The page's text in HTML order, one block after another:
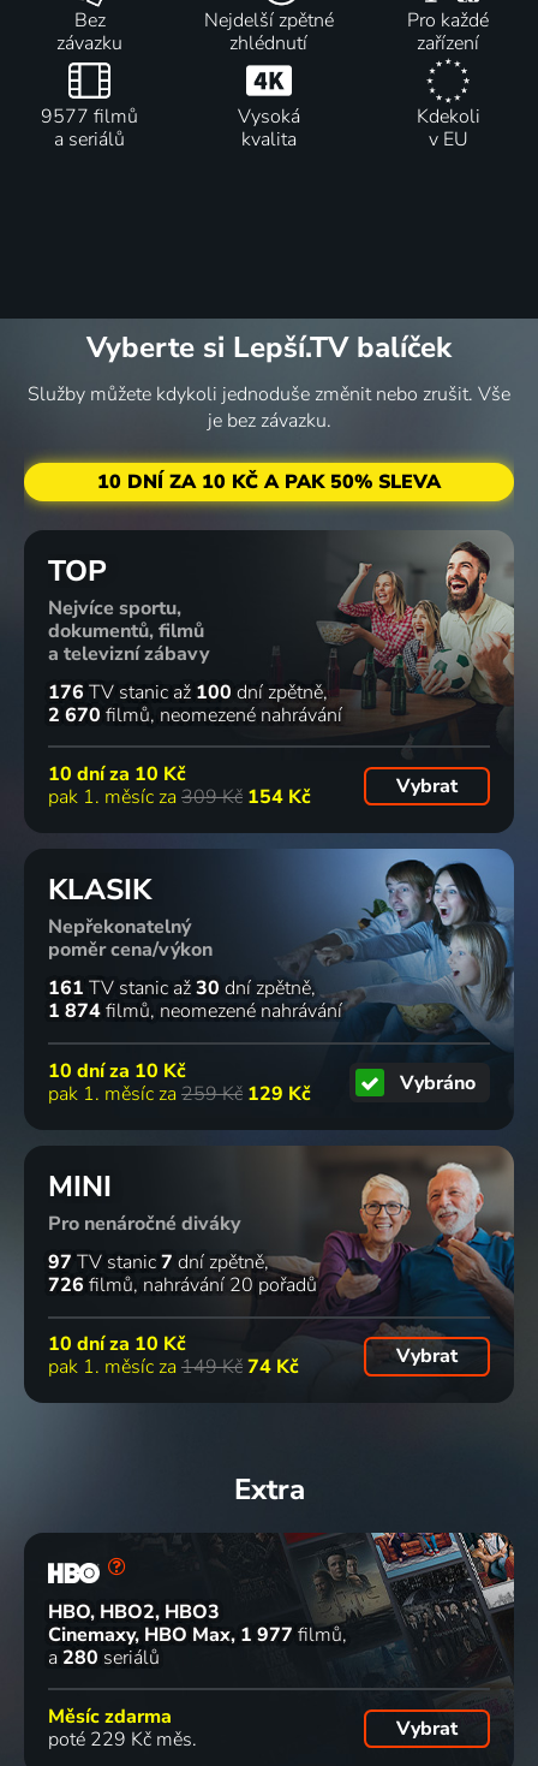
Bez
závazku
Nejdelší zpětné
zhlédnutí
Pro každé
zařízení
9577 filmů
a seriálů
Vysoká
kvalita
Kdekoli
v EU
Vyberte si Lepší.TV balíček
Služby můžete kdykoli jednoduše změnit nebo zrušit. Vše
je bez závazku.
10 DNÍ ZA 10 KČ A PAK 50% SLEVA
TOP
Nejvíce sportu,
dokumentů, filmů
a televizní zábavy
176 TV stanic až 100 dní zpětně
2 670 filmů neomezené nahrávání
10 dní za 10 Kč
pak 1. měsíc za 309 Kč 154 Kč Vybrat
KLASIK
Nepřekonatelný
poměr cena/výkon
161 TV stanic až30 dní zpětně
1 874filmů neomezené nahrávání
10 dní za 10 Kč
pak 1. měsíc za 259 Kč 129 Kč Vybráno
MINI
Pro nenáročné diváky
97 TV stanic7 dní zpětně
726 filmů nahrávání 20 pořadů
10 dní za 10 Kč
pak 1. měsíc za 149 Kč74 Kč Vybrat
Extra
HBO, HBO2, HBO3
Cinemaxy, HBO Max 1 977 filmů
a 280 seriálů
Měsíc zdarma
poté 229 Kč měs.
Vybrat